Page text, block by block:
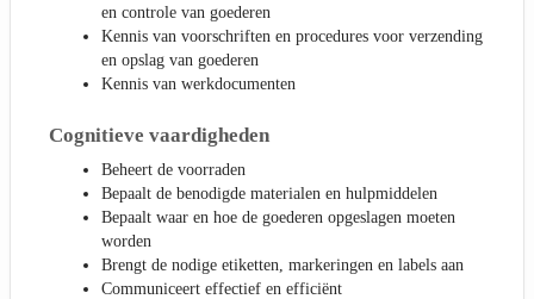
en controle van goederen
Kennis van voorschriften en procedures voor verzending
en opslag van goederen
Kennis van werkdocumenten
Cognitieve vaardigheden
Beheert de voorraden
Bepaalt de benodigde materialen en hulpmiddelen
Bepaalt waar en hoe de goederen opgeslagen moeten
worden
Brengt de nodige etiketten, markeringen en labels aan
Communiceert effectief en efficiënt